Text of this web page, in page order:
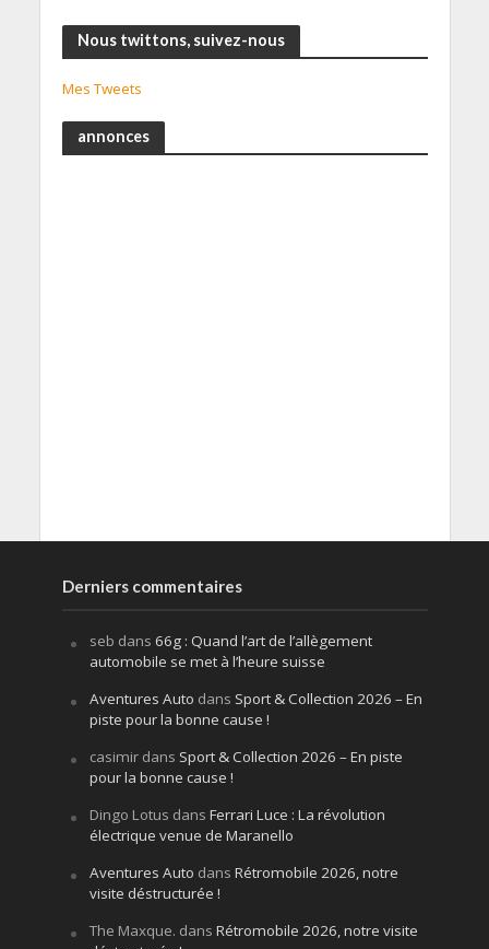
Nous twittons, suivez-nous
Mes Tweets
annonces
Derniers commentaires
seb dans 66g : Quand l’art de l’allègement
automobile se met à l’heure suisse
Aventures Auto dans Sport & Collection 2026 – En
piste pour la bonne cause !
casimirdans Sport & Collection 2026 – En piste
pour la bonne cause !
Dingo Lotus dans Ferrari Luce : La révolution
électrique venue de Maranello
Aventures Auto dans Rétromobile 2026, notre
visite déstructurée !
The Maxque. dans Rétromobile 2026, notre visite